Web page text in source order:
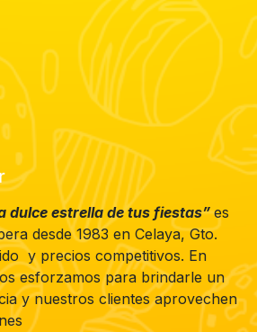
dulce estrella de tus fiestas”es
desde 1983 en Celaya, Gto.
y precios competitivos. En
esforzamos para brindarle un
y nuestros clientes aprovechen